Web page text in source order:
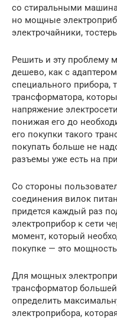
со стиральными
но мощные
электрочайники,
Решить и эту проблему
дешево, как с
специального прибора,
трансформатора,
напряжение
понижая его до
его покупки такого
покупать больше не
разъемы уже есть на
Со стороны
соединения вилок
придется каждый раз
электроприбор к сети
момент, который
покупке — это
Для мощных
трансформатор
определить
электроприбора,